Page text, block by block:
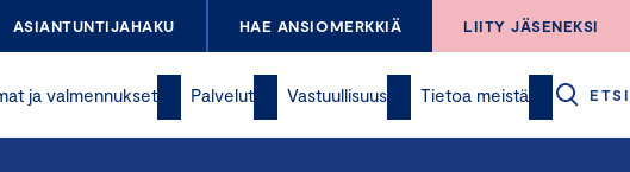
ASIANTUNTIJAHAKU HAE ANSIOMERKKIÄ LIITY JÄSENEKSI
ja valmennukset Palvelut Vastuullisuus Tietoa meistä ETSI